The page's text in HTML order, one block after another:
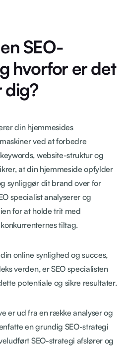
SEO-
hvorfor er det
dig?
din hjemmesides
ved at forbedre
website-struktur og
at din hjemmeside opfylder
synliggør dit brand over for
specialist analyserer og
for at holde trit med
tiltag.
online synlighed og succes,
verden, er SEO specialisten
potentiale og sikre resultater.
er ud fra en række analyser og
en grundig SEO-strategi
SEO-strategi afslører og